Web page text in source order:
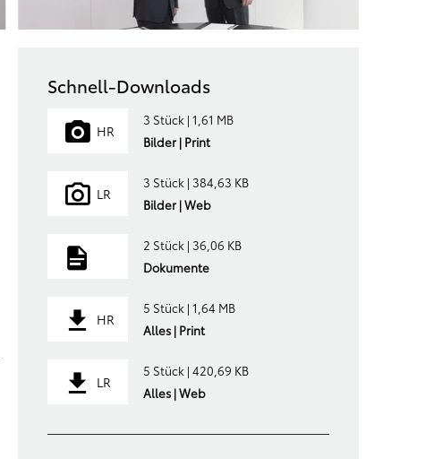
Schnell-Downloads
HR
3 Stück | 1,61 MB
Bilder | Print
LR
3 Stück | 384,63 KB
Bilder | Web
2 Stück | 36,06 KB
Dokumente
HR
5 Stück | 1,64 MB
Alles | Print
LR
5 Stück | 420,69 KB
Alles | Web